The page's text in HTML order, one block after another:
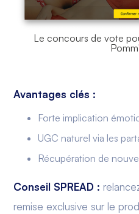
Le concours de vote
Avantages clés :
Forte implication
UGC naturel via les
Récupération de
Conseil SPREAD :
remise exclusive sur le